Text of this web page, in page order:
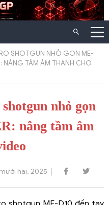
SHOTGUN NHỎ GỌN ME-
NÂNG TẦM ÂM THANH CHO
nhỏ gọn
nâng tầm âm
hai, 2025